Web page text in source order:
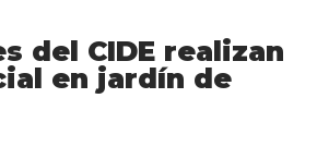
del CIDE realizan
en jardín de